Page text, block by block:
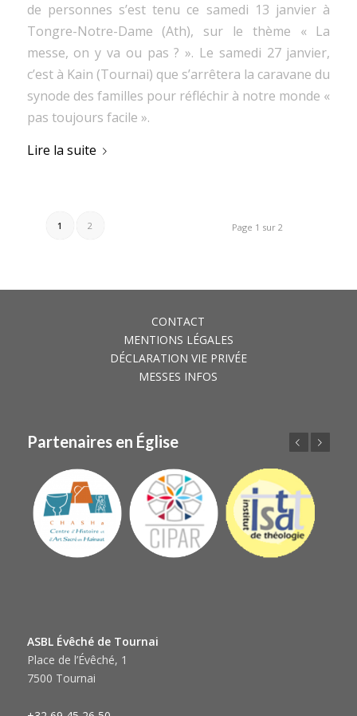
de personnes s’est tenu ce samedi 13 janvier à
Tongre-Notre-Dame (Ath), sur le thème « La
messe, on y va ou pas ? ». Le samedi 27 janvier,
c’est à Kain (Tournai) que s’arrêtera la caravane du
synode des familles pour réfléchir à notre monde «
pas toujours facile ».
Lire la suite
Page 1 sur 2
1 2
CONTACT
MENTIONS LÉGALES
DÉCLARATION VIE PRIVÉE
MESSES INFOS
Partenaires en Église
ASBL Évêché de Tournai
Place de l’Évêché, 1
7500 Tournai